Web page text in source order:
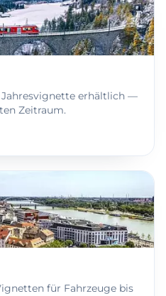
Jahresvignette erhältlich —
Zeitraum.
für Fahrzeuge bis